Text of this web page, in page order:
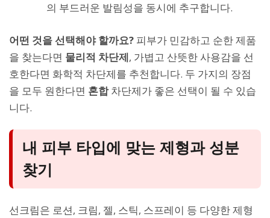
의 부드러운 발림성을 동시에 추구합니다.
어떤 것을 선택해야 할까요? 피부가 민감하고 순한 제품
을 찾는다면 물리적 차단제, 가볍고 산뜻한 사용감을 선
호한다면 화학적 차단제를 추천합니다. 두 가지의 장점
을 모두 원한다면 혼합차단제가 좋은 선택이 될 수 있습
니다.
내 피부 타입에 맞는 제형과 성분
찾기
선크림은 로션, 크림, 젤, 스틱, 스프레이 등 다양한 제형